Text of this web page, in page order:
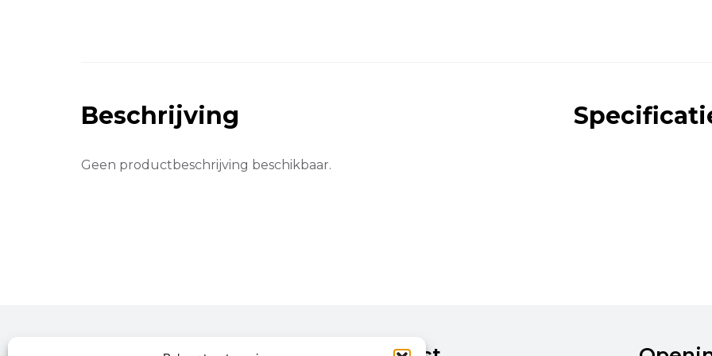
Beschrijving
Geen productbeschrijving beschikbaar.